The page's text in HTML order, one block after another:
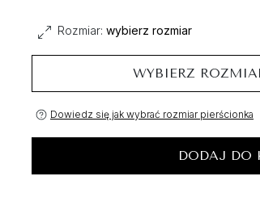
Rozmiar: wybierz rozmiar
WYBIERZ
Dowiedz się jak wybrać rozmiar pierścionka
DODAJ DO